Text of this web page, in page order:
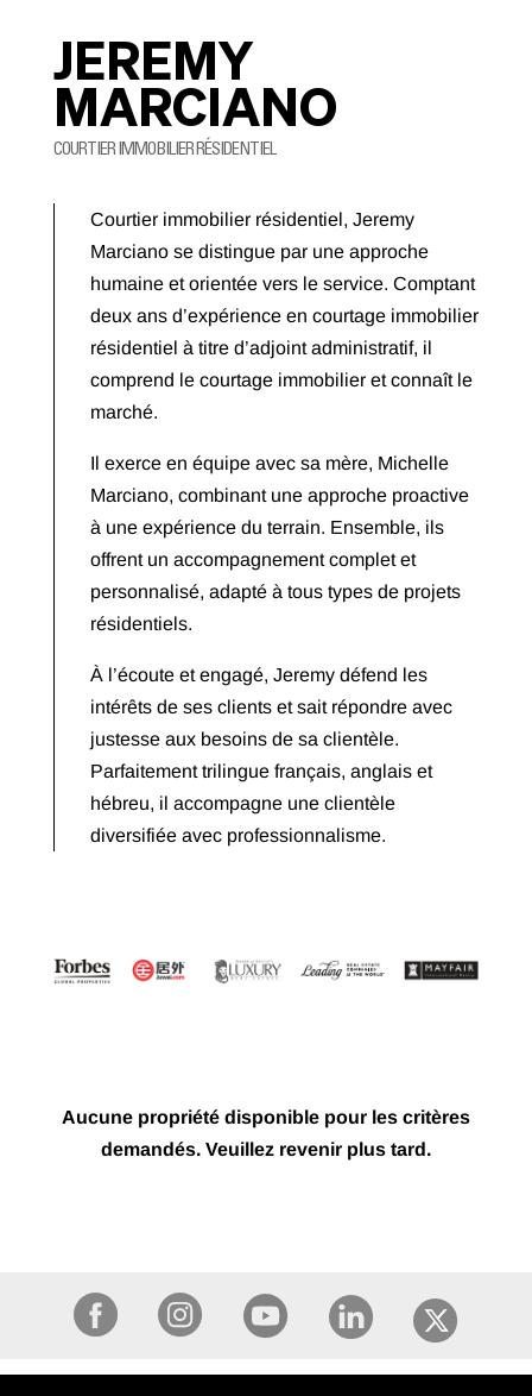
JEREMY
MARCIANO
COURTIER IMMOBILIER RÉSIDENTIEL
Courtier immobilier résidentiel, Jeremy
Marciano se distingue par une approche
humaine et orientée vers le service. Comptant
deux ans d’expérience en courtage immobilier
résidentiel à titre d’adjoint administratif, il
comprend le courtage immobilier et connaît le
marché.
Il exerce en équipe avec sa mère, Michelle
Marciano, combinant une approche proactive
à une expérience du terrain. Ensemble, ils
offrent un accompagnement complet et
personnalisé, adapté à tous types de projets
résidentiels.
À l’écoute et engagé, Jeremy défend les
intérêts de ses clients et sait répondre avec
justesse aux besoins de sa clientèle.
Parfaitement trilingue français, anglais et
hébreu, il accompagne une clientèle
diversifiée avec professionnalisme.
Aucune propriété disponible pour les critères
demandés. Veuillez revenir plus tard.